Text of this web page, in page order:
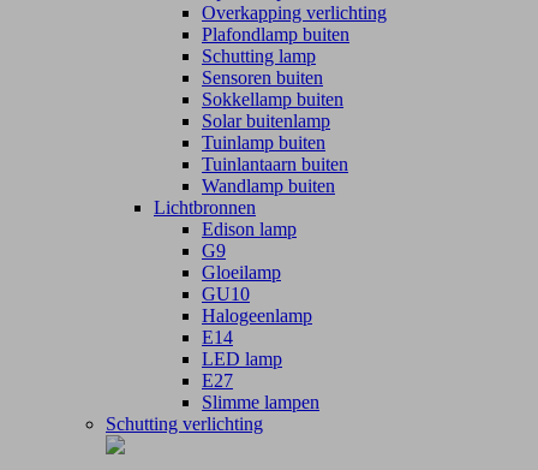
Overkapping verlichting
Plafondlamp buiten
Schutting lamp
Sensoren buiten
Sokkellamp buiten
Solar buitenlamp
Tuinlamp buiten
Tuinlantaarn buiten
Wandlamp buiten
Lichtbronnen
Edison lamp
G9
Gloeilamp
GU10
Halogeenlamp
E14
LED lamp
E27
Slimme lampen
Schutting verlichting